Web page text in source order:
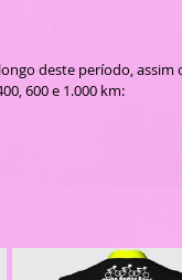
600 e 1.000 km: